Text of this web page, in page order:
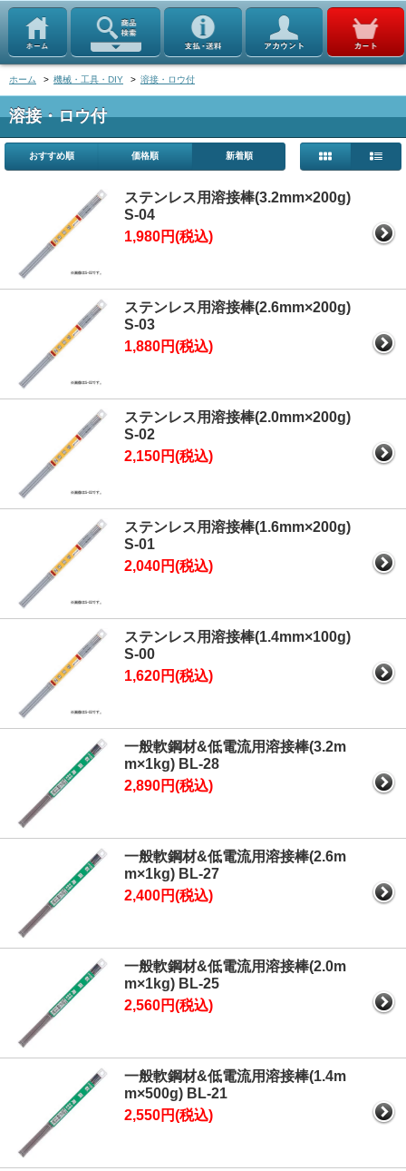
ホーム > 機械・工具・DIY > 溶接・ロウ付
溶接・ロウ付
おすすめ順 価格順 新着順
ステンレス用溶接棒(3.2mm×200g)
S-04
1,980円(税込)
ステンレス用溶接棒(2.6mm×200g)
S-03
1,880円(税込)
ステンレス用溶接棒(2.0mm×200g)
S-02
2,150円(税込)
ステンレス用溶接棒(1.6mm×200g)
S-01
2,040円(税込)
ステンレス用溶接棒(1.4mm×100g)
S-00
1,620円(税込)
一般軟鋼材&低電流用溶接棒(3.2m
m×1kg) BL-28
2,890円(税込)
一般軟鋼材&低電流用溶接棒(2.6m
m×1kg) BL-27
2,400円(税込)
一般軟鋼材&低電流用溶接棒(2.0m
m×1kg) BL-25
2,560円(税込)
一般軟鋼材&低電流用溶接棒(1.4m
m×500g) BL-21
2,550円(税込)